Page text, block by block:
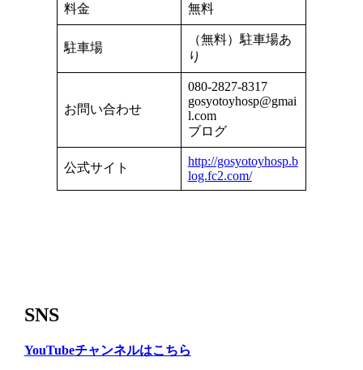
料金 無料
駐車場
（無料）駐車場あ
り
お問い合わせ
080-2827-8317
gosyotoyhosp@gmai
l.com
ブログ
公式サイト
http://gosyotoyhosp.b
log.fc2.com/
SNS
YouTubeチャンネルはこちら